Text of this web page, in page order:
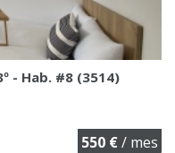
- Hab. #8 (3514)
550 €/ mes